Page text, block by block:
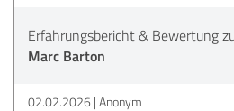
Erfahrungsbericht & Bewertung
Marc Barton
02.02.2026 Anonym